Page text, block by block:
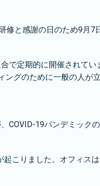
修と感謝の日のため9月7
で定期的に開催されて
ングのために一般の人
COVID-19パンデミック
こりました。オフィスは